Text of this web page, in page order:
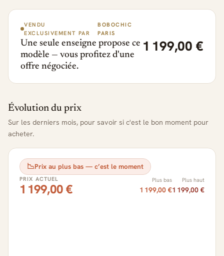
VENDU
EXCLUSIVEMENT PAR
BOBOCHIC
PARIS
Une seule enseigne propose ce
modèle — vous profitez d'une
offre négociée.
1 199,00 €
Évolution du prix
Sur les derniers mois, pour savoir si c'est le bon moment pour
acheter.
📉Prix au plus bas — c’est le moment
PRIX ACTUEL
1 199,00 €
Plus bas
1 199,00 €
Plus haut
1 199,00 €